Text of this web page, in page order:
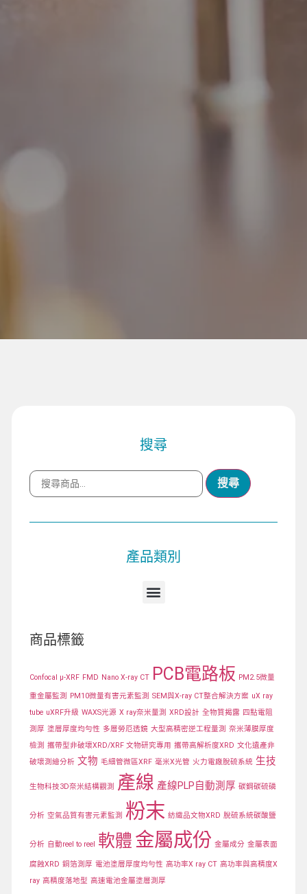
搜尋
搜尋
產品類別
商品標籤
Confocal μ-XRF FMD Nano X-ray CT PCB電路板 PM2.5微量
重金屬監測 PM10微量有害元素監測 SEM與X-ray CT整合解決方案 uX ray
tube uXRF升級 WAXS光源 X ray奈米量測 XRD設計 全物質揭露 四點電阻
測厚 塗層厚度均勻性 多層勞厄透鏡 大型高精密逆工程量測 奈米薄膜厚度
檢測 攜帶型非破壞XRD/XRF 文物研究專用 攜帶高解析度XRD 文化遺產非
破壞測繪分析 文物 毛細管微區XRF 毫米X光管 火力電廠脫硫系統 生技
生物科技3D奈米結構觀測 產線 產線PLP自動測厚 碳鋼碳硫磷
分析 空氣品質有害元素監測 粉末 紡織品文物XRD 脫硫系統碳酸鹽
分析 自動reel to reel 軟體 金屬成份 金屬成分 金屬表面
腐蝕XRD 銅箔測厚 電池塗層厚度均勻性 高功率X ray CT 高功率與高精度X
ray 高精度落地型 高速電池金屬塗層測厚